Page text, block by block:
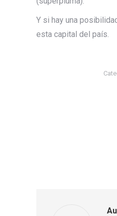
Y si hay una
esta capital del país.